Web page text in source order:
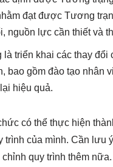
đạt được Tương
nguồn lực cần thiết và
là triển khai các thay
bao gồm đào tạo nhân
hiệu quả.
có thể thực hiện
của mình. Cần lưu
quy trình thêm nữa.